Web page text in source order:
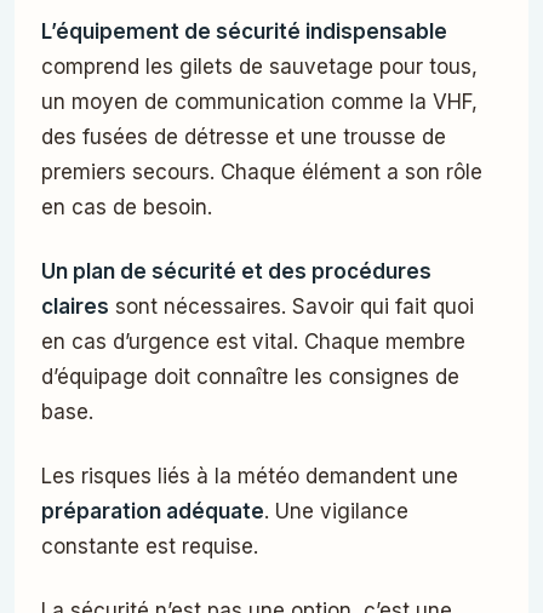
L’équipement de sécurité indispensable
comprend les gilets de sauvetage pour tous,
un moyen de communication comme la VHF,
des fusées de détresse et une trousse de
premiers secours. Chaque élément a son rôle
en cas de besoin.
Un plan de sécurité et des procédures
claires sont nécessaires. Savoir qui fait quoi
en cas d’urgence est vital. Chaque membre
d’équipage doit connaître les consignes de
base.
Les risques liés à la météo demandent une
préparation adéquate. Une vigilance
constante est requise.